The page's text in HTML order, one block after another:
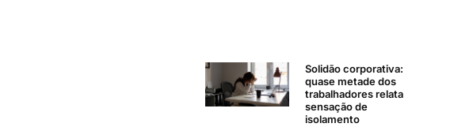
Solidão corporativa:
quase metade dos
trabalhadores relata
sensação de
isolamento